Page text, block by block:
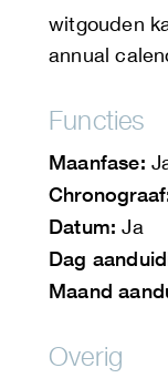
witgouden
annual
Functies
Maanfase:
Datum: Ja
Dag
Maand
Overig